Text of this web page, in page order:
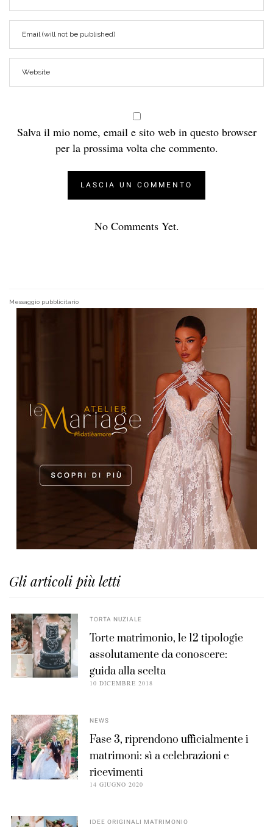
Salva il mio nome, email e sito web in questo browser
per la prossima volta che commento.
No Comments Yet.
Messaggio pubblicitario
Gli articoli più letti
TORTA NUZIALE
Torte matrimonio, le 12 tipologie
assolutamente da conoscere:
guida alla scelta
10 DICEMBRE 2018
NEWS
Fase 3, riprendono ufficialmente i
matrimoni: sì a celebrazioni e
ricevimenti
14 GIUGNO 2020
IDEE ORIGINALI MATRIMONIO